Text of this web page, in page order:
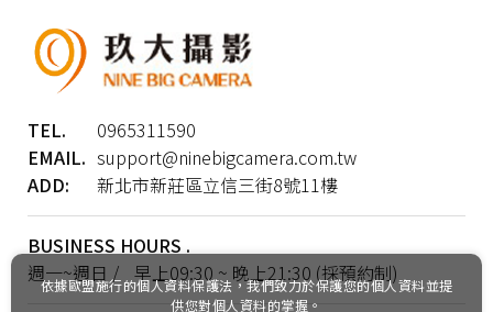
TEL.
0965311590
EMAIL. support@ninebigcamera.com.tw
ADD:
新北市新莊區立信三街8號11樓
BUSINESS HOURS .
週一~週日 / 早上09:30 ~ 晚上21:30 (採預約制)
依據歐盟施行的個人資料保護法，我們致力於保護您的個人資料並提
供您對個人資料的掌握。